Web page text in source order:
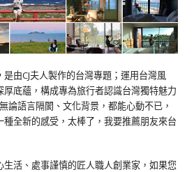
是由CJ夫人製作的台灣專題；運用台灣風
底蘊，構成專為旅行者認識台灣獨特魅力
無論語言隔閡、文化背景，都能心動不已，
全新的感受，太棒了，我要推薦朋友來台
生活、處事謹慎的匠人職人創業家，如果您